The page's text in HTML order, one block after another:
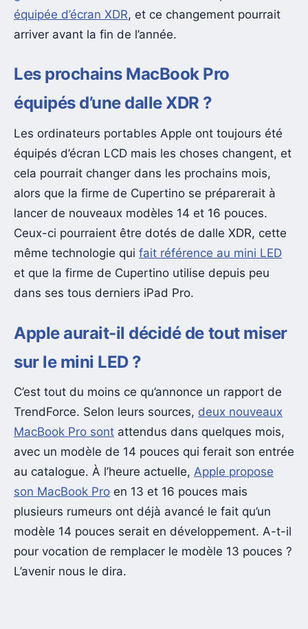
équipée d’écran XDR, et ce changement pourrait
arriver avant la fin de l’année.
Les prochains MacBook Pro
équipés d’une dalle XDR ?
Les ordinateurs portables Apple ont toujours été
équipés d’écran LCD mais les choses changent, et
cela pourrait changer dans les prochains mois,
alors que la firme de Cupertino se préparerait à
lancer de nouveaux modèles 14 et 16 pouces.
Ceux-ci pourraient être dotés de dalle XDR, cette
même technologie qui fait référence au mini LED
et que la firme de Cupertino utilise depuis peu
dans ses tous derniers iPad Pro.
Apple aurait-il décidé de tout miser
sur le mini LED ?
C’est tout du moins ce qu’annonce un rapport de
TrendForce. Selon leurs sources, deux nouveaux
MacBook Pro sont attendus dans quelques mois,
avec un modèle de 14 pouces qui ferait son entrée
au catalogue. À l’heure actuelle, Apple propose
son MacBook Pro en 13 et 16 pouces mais
plusieurs rumeurs ont déjà avancé le fait qu’un
modèle 14 pouces serait en développement. A-t-il
pour vocation de remplacer le modèle 13 pouces ?
L’avenir nous le dira.